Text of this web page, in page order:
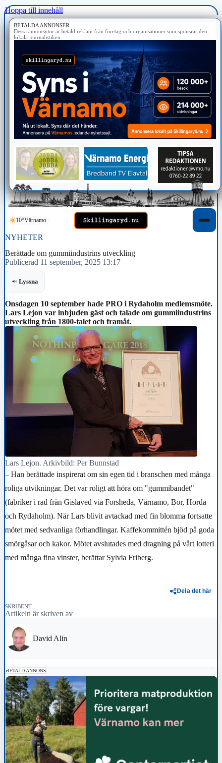
Hoppa till innehåll
BETALDA ANNONSER
Dessa annonsytor är betald reklam från företag och organisationer som sponsrar den
lokala journalistiken.
10°Värnamo
NYHETER
Berättade om gummiindustrins utveckling
Publicerad 11 september, 2025 13:17
Lyssna
Onsdagen 10 september hade PRO i Rydaholm medlemsmöte.
Lars Lejon var inbjuden gäst och talade om gummiindustrins
utveckling från 1800-talet och framåt.
Lars Lejon. Arkivbild: Per Bunnstad
– Han berättade inspirerat om sin egen tid i branschen med många
roliga utvikningar. Det var roligt att höra om "gummibandet"
(fabriker i rad från Gislaved via Forsheda, Värnamo, Bor, Horda
och Rydaholm). När Lars blivit avtackad med fin blomma fortsatte
mötet med sedvanliga förhandlingar. Kaffekommittén bjöd på goda
smörgåsar och kakor. Mötet avslutades med dragning på vårt lotteri
med många fina vinster, berättar Sylvia Friberg.
Dela det här
SKRIBENT
Artikeln är skriven av
David Alin
BETALD ANNONS